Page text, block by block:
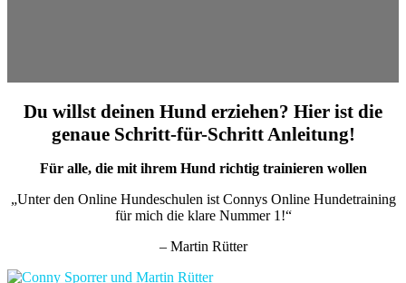
Du willst deinen Hund erziehen? Hier ist die
genaue Schritt-für-Schritt Anleitung!
Für alle, die mit ihrem Hund richtig trainieren wollen
„Unter den Online Hundeschulen ist Connys Online Hundetraining
für mich die klare Nummer 1!“
– Martin Rütter